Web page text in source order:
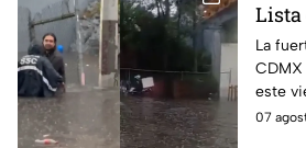
Lista
HOY
La
CDMX
este
07